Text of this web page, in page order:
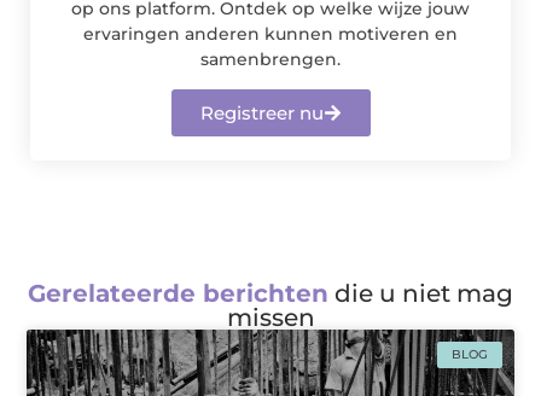
op ons platform. Ontdek op welke wijze jouw
ervaringen anderen kunnen motiveren en
samenbrengen.
Registreer nu
Gerelateerde berichten die u niet mag
missen
BLOG